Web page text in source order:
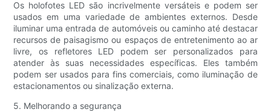
Os holofotes LED são incrivelmente versáteis e podem ser
usados ​​em uma variedade de ambientes externos. Desde
iluminar uma entrada de automóveis ou caminho até destacar
recursos de paisagismo ou espaços de entretenimento ao ar
livre, os refletores LED podem ser personalizados para
atender às suas necessidades específicas. Eles também
podem ser usados ​​para fins comerciais, como iluminação de
estacionamentos ou sinalização externa.
5. Melhorando a segurança